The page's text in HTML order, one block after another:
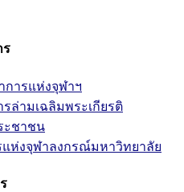
ร
ารแห่งจุฬาฯ
ล่ามเฉลิมพระเกียรติ
ะชาชน
ห่งจุฬาลงกรณ์มหาวิทยาลัย